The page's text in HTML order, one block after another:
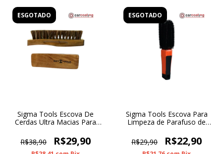
ESGOTADO
Sigma Tools Escova De
Cerdas Ultra Macias Para
Com Cabo de Madeira
R$38,90 R$29,90
ESGOTADO
Sigma Tools Escova Para
Limpeza de Parafuso de
R$29,90
R$22,90